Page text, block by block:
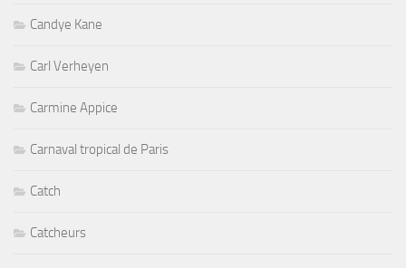
Candye Kane
Carl Verheyen
Carmine Appice
Carnaval tropical de Paris
Catch
Catcheurs